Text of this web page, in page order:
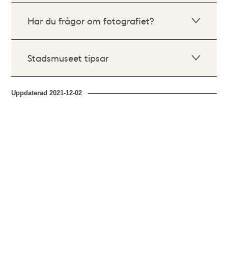
Har du frågor om fotografiet?
Stadsmuseet tipsar
Uppdaterad2021-12-02